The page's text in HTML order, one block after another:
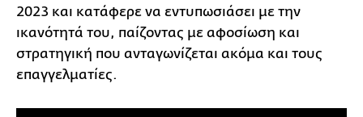
2023 και κατάφερε να εντυπωσιάσει με την
ικανότητά του, παίζοντας με αφοσίωση και
στρατηγική που ανταγωνίζεται ακόμα και τους
επαγγελματίες.